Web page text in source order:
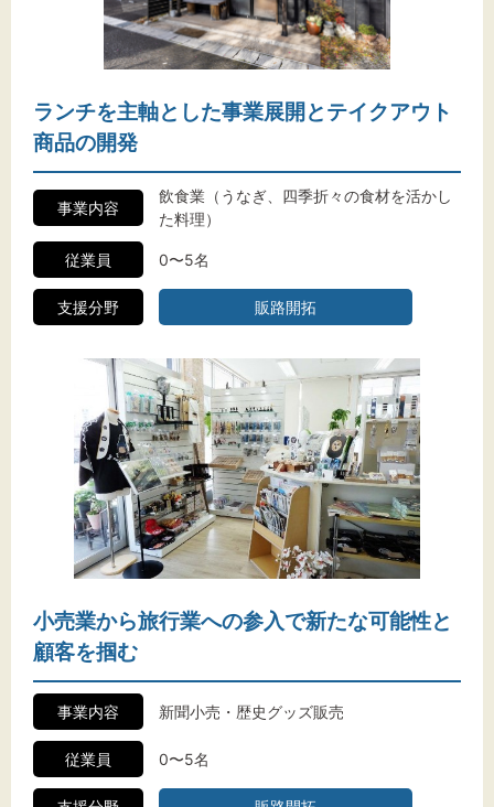
ランチを主軸とした事業展開とテイクアウト
商品の開発
事業内容
飲食業（うなぎ、四季折々の食材を活かし
た料理）
従業員 0〜5名
支援分野 販路開拓
小売業から旅行業への参入で新たな可能性と
顧客を掴む
事業内容 新聞小売・歴史グッズ販売
従業員 0〜5名